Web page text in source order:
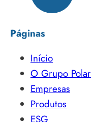
Páginas
Início
O Grupo Polar
Empresas
Produtos
ESG